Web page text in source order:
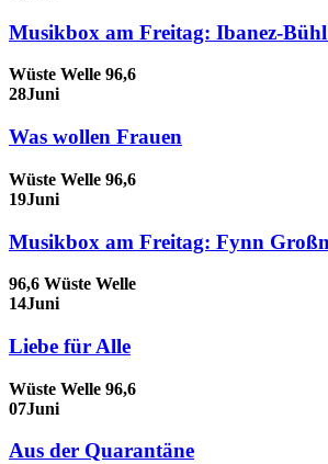
Musikbox am Freitag: Ibanez-
Wüste Welle 96,6
28Juni
Was wollen Frauen
Wüste Welle 96,6
19Juni
Musikbox am Freitag: Fynn
96,6 Wüste Welle
14Juni
Liebe für Alle
Wüste Welle 96,6
07Juni
Aus der Quarantäne